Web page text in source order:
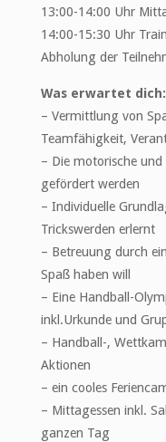
13:00-14:00 Uhr
14:00-15:30 Uhr
Abholung der
Was erwartet dich:
– Vermittlung von
Teamfähigkeit,
– Die motorische und
gefördert werden
– Individuelle
Trickswerden erlernt
– Betreuung durch
Spaß haben will
– Eine Handball-
inkl.Urkunde und
– Handball-,
Aktionen
– ein cooles
– Mittagessen inkl.
ganzen Tag